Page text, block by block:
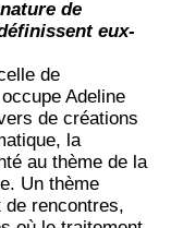
de
eux-
de
Adeline
de créations
la
au thème de la
Un thème
rencontres,